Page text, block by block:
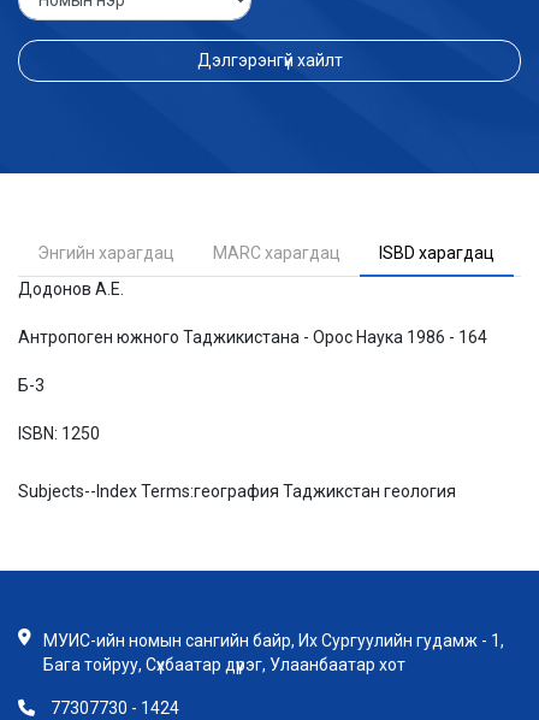
Дэлгэрэнгүй хайлт
Энгийн харагдац MARC харагдац
ISBD харагдац
Додонов А.Е.
Антропоген южного Таджикистана - Орос Наука 1986 - 164
Б-3
ISBN: 1250
Subjects--Index Terms:география Таджикстан геология
МУИС-ийн номын сангийн байр, Их Сургуулийн гудамж - 1,
Бага тойруу, Сүхбаатар дүүрэг, Улаанбаатар хот
77307730 - 1424